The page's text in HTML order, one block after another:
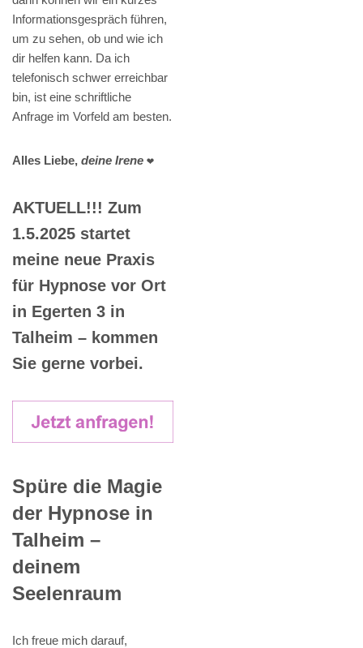
Informationsgespräch führen,
um zu sehen, ob und wie ich
dir helfen kann. Da ich
telefonisch schwer erreichbar
bin, ist eine schriftliche
Anfrage im Vorfeld am besten.
Alles Liebe, deine Irene ❤️
AKTUELL!!! Zum
1.5.2025 startet
meine neue Praxis
für Hypnose vor Ort
in Egerten 3 in
Talheim – kommen
Sie gerne vorbei.
Spüre die Magie
der Hypnose in
Talheim –
deinem
Seelenraum
Ich freue mich darauf,